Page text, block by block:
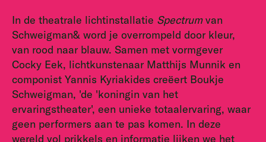
In de theatrale lichtinstallatie Spectrumvan
Schweigman& word je overrompeld door kleur,
van rood naar blauw. Samen met vormgever
Cocky Eek, lichtkunstenaar Matthijs Munnik en
componist Yannis Kyriakides creëert Boukje
Schweigman, 'de 'koningin van het
ervaringstheater', een unieke totaalervaring, waar
geen performers aan te pas komen. In deze
wereld vol prikkels en informatie lijken we het